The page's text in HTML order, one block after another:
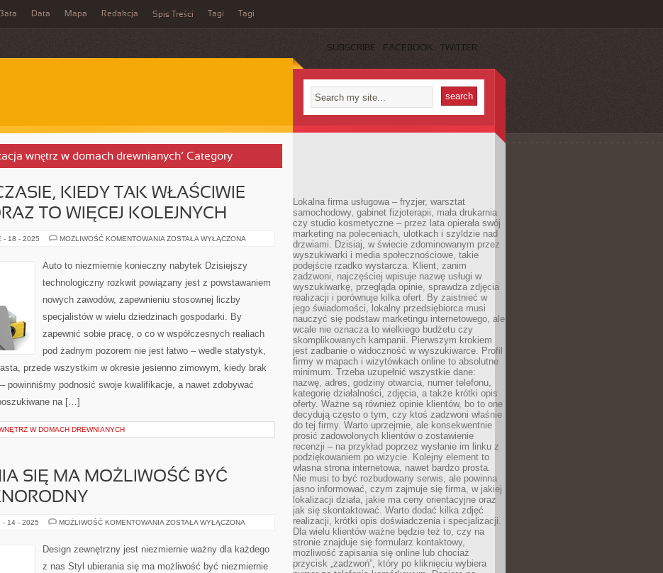
Bata Data Mapa Redakcja Spis Treści Tagi Tagi
SUBSCRIBE FACEBOOK TWITTER
wnętrz w domach drewnianych’ Category
KIEDY TAK WŁAŚCIWIE
TO WIĘCEJ KOLEJNYCH
- 18 - 2025 MOŻLIWOŚĆ KOMENTOWANIA W
KIEDY
TAK
POWSTAJE
TO
KOLEJNYCH
ZOSTAŁA WYŁĄCZONA
Auto to niezmiernie konieczny nabytek Dzisiejszy
technologiczny rozkwit powiązany jest z powstawaniem
nowych zawodów, zapewnieniu stosownej liczby
specjalistów w wielu dziedzinach gospodarki. By
zapewnić sobie pracę, o co w współczesnych realiach
pod żadnym pozorem nie jest łatwo – wedle statystyk,
przede wszystkim w okresie jesienno zimowym, kiedy brak
powinniśmy podnosić swoje kwalifikacje, a nawet zdobywać
na […]
W DOMACH DREWNIANYCH
SIĘ MA MOŻLIWOŚĆ BYĆ
- 14 - 2025 MOŻLIWOŚĆ KOMENTOWANIA STYL
MA
MOŻLIWOŚĆ
WYBITNIE
ZOSTAŁA WYŁĄCZONA
Design zewnętrzny jest niezmiernie ważny dla każdego
z nas Styl ubierania się ma możliwość być niezmiernie
Lokalna firma usługowa – fryzjer, warsztat
samochodowy, gabinet fizjoterapii, mała drukarnia
czy studio kosmetyczne – przez lata opierała swój
marketing na poleceniach, ulotkach i szyldzie nad
drzwiami. Dzisiaj, w świecie zdominowanym przez
wyszukiwarki i media społecznościowe, takie
podejście rzadko wystarcza. Klient, zanim
zadzwoni, najczęściej wpisuje nazwę usługi w
wyszukiwarkę, przegląda opinie, sprawdza zdjęcia
realizacji i porównuje kilka ofert. By zaistnieć w
jego świadomości, lokalny przedsiębiorca musi
nauczyć się podstaw marketingu internetowego, ale
wcale nie oznacza to wielkiego budżetu czy
skomplikowanych kampanii. Pierwszym krokiem
jest zadbanie o widoczność w wyszukiwarce. Profil
firmy w mapach i wizytówkach online to absolutne
minimum. Trzeba uzupełnić wszystkie dane:
nazwę, adres, godziny otwarcia, numer telefonu,
kategorię działalności, zdjęcia, a także krótki opis
oferty. Ważne są również opinie klientów, bo to one
decydują często o tym, czy ktoś zadzwoni właśnie
do tej firmy. Warto uprzejmie, ale konsekwentnie
prosić zadowolonych klientów o zostawienie
recenzji – na przykład poprzez wysłanie im linku z
podziękowaniem po wizycie. Kolejny element to
własna strona internetowa, nawet bardzo prosta.
Nie musi to być rozbudowany serwis, ale powinna
jasno informować, czym zajmuje się firma, w jakiej
lokalizacji działa, jakie ma ceny orientacyjne oraz
jak się skontaktować. Warto dodać kilka zdjęć
realizacji, krótki opis doświadczenia i specjalizacji.
Dla wielu klientów ważne będzie też to, czy na
stronie znajduje się formularz kontaktowy,
możliwość zapisania się online lub chociaż
przycisk „zadzwoń”, który po kliknięciu wybiera